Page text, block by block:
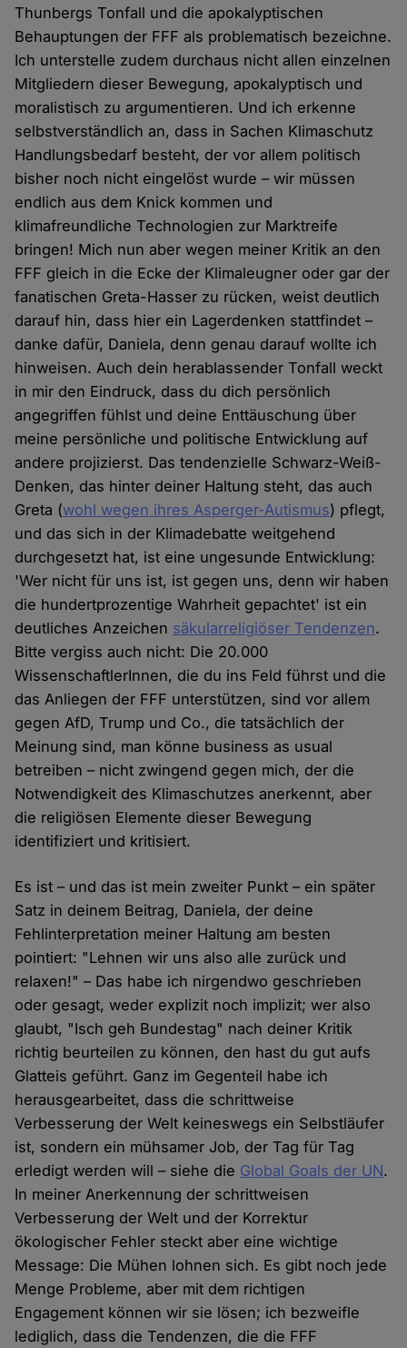
Thunbergs Tonfall und die apokalyptischen
Behauptungen der FFF als problematisch bezeichne.
Ich unterstelle zudem durchaus nicht allen einzelnen
Mitgliedern dieser Bewegung, apokalyptisch und
moralistisch zu argumentieren. Und ich erkenne
selbstverständlich an, dass in Sachen Klimaschutz
Handlungsbedarf besteht, der vor allem politisch
bisher noch nicht eingelöst wurde – wir müssen
endlich aus dem Knick kommen und
klimafreundliche Technologien zur Marktreife
bringen! Mich nun aber wegen meiner Kritik an den
FFF gleich in die Ecke der Klimaleugner oder gar der
fanatischen Greta-Hasser zu rücken, weist deutlich
darauf hin, dass hier ein Lagerdenken stattfindet –
danke dafür, Daniela, denn genau darauf wollte ich
hinweisen. Auch dein herablassender Tonfall weckt
in mir den Eindruck, dass du dich persönlich
angegriffen fühlst und deine Enttäuschung über
meine persönliche und politische Entwicklung auf
andere projizierst. Das tendenzielle Schwarz-Weiß-
Denken, das hinter deiner Haltung steht, das auch
Greta (wohl wegen ihres Asperger-Autismus) pflegt,
und das sich in der Klimadebatte weitgehend
durchgesetzt hat, ist eine ungesunde Entwicklung:
'Wer nicht für uns ist, ist gegen uns, denn wir haben
die hundertprozentige Wahrheit gepachtet' ist ein
deutliches Anzeichen säkularreligiöser Tendenzen.
Bitte vergiss auch nicht: Die 20.000
WissenschaftlerInnen, die du ins Feld führst und die
das Anliegen der FFF unterstützen, sind vor allem
gegen AfD, Trump und Co., die tatsächlich der
Meinung sind, man könne business as usual
betreiben – nicht zwingend gegen mich, der die
Notwendigkeit des Klimaschutzes anerkennt, aber
die religiösen Elemente dieser Bewegung
identifiziert und kritisiert.
Es ist – und das ist mein zweiter Punkt – ein später
Satz in deinem Beitrag, Daniela, der deine
Fehlinterpretation meiner Haltung am besten
pointiert: "Lehnen wir uns also alle zurück und
relaxen!" – Das habe ich nirgendwo geschrieben
oder gesagt, weder explizit noch implizit; wer also
glaubt, "Isch geh Bundestag" nach deiner Kritik
richtig beurteilen zu können, den hast du gut aufs
Glatteis geführt. Ganz im Gegenteil habe ich
herausgearbeitet, dass die schrittweise
Verbesserung der Welt keineswegs ein Selbstläufer
ist, sondern ein mühsamer Job, der Tag für Tag
erledigt werden will – siehe die Global Goals der UN.
In meiner Anerkennung der schrittweisen
Verbesserung der Welt und der Korrektur
ökologischer Fehler steckt aber eine wichtige
Message: Die Mühen lohnen sich. Es gibt noch jede
Menge Probleme, aber mit dem richtigen
Engagement können wir sie lösen; ich bezweifle
lediglich, dass die Tendenzen, die die FFF